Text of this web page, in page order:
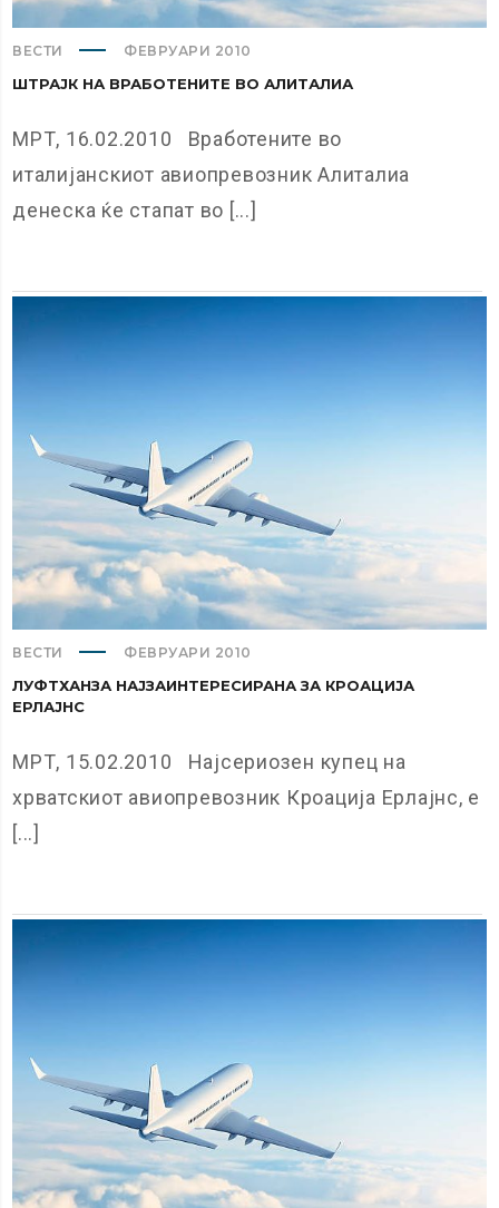
ВЕСТИ ФЕВРУАРИ 2010
ШТРАЈК НА ВРАБОТЕНИТЕ ВО АЛИТАЛИА
МРТ, 16.02.2010 Вработените во
италијанскиот авиопревозник Алиталиа
денеска ќе стапат во [...]
ВЕСТИ ФЕВРУАРИ 2010
ЛУФТХАНЗА НАЈЗАИНТЕРЕСИРАНА ЗА КРОАЦИЈА
ЕРЛАЈНС
МРТ, 15.02.2010 Најсериозен купец на
хрватскиот авиопревозник Кроација Ерлајнс, е
[...]